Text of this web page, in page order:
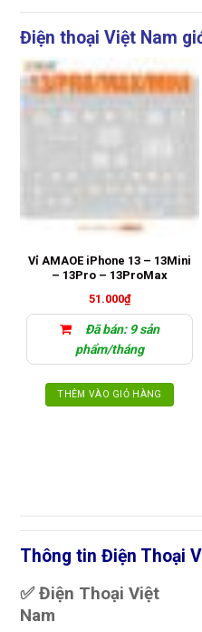
Điện thoại Việt Nam
Vỉ AMAOE iPhone 13 – 13Mini
– 13Pro – 13ProMax
51.000₫
Đã bán: 9 sản
phẩm/tháng
THÊM VÀO GIỎ HÀNG
Thông tin Điện Thoại
✅ Điện Thoại Việt
Nam